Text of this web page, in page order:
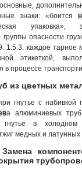
основные,
знаки: «боится
опасности
каждое тарное
этикеткой,
процессе
из цветных
гнутье с
а алюминиевых труб
в холодном
медных и латунных